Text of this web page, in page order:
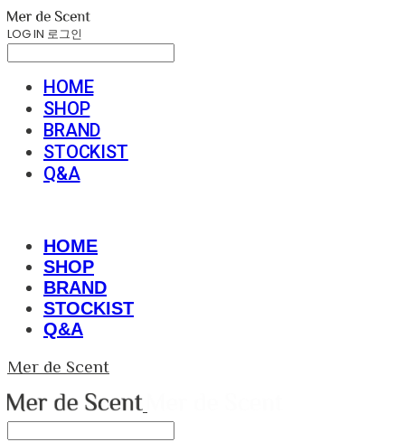
LOG IN 로그인
HOME
SHOP
BRAND
STOCKIST
Q&A
HOME
SHOP
BRAND
STOCKIST
Q&A
Mer de Scent